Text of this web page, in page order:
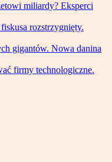
miliardy? Eksperci
rozstrzygnięty.
gigantów. Nowa danina
firmy technologiczne.